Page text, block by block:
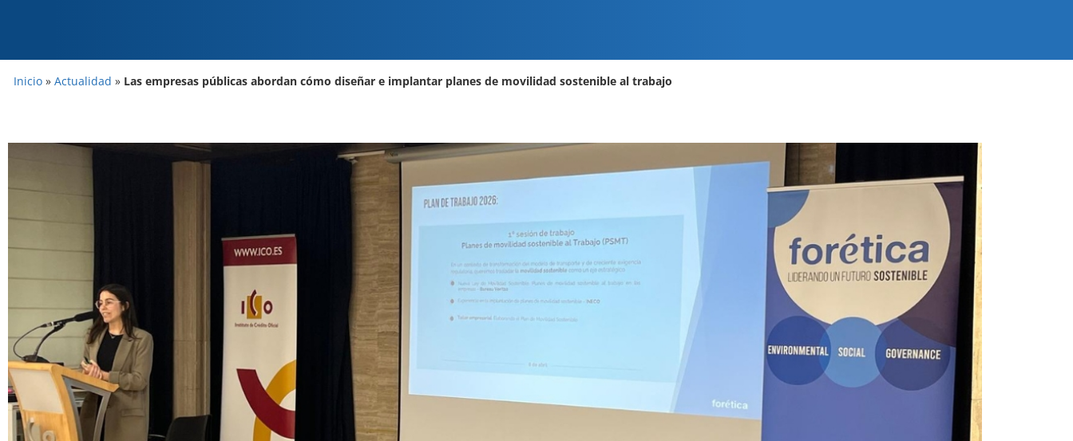
Inicio » Actualidad » Las empresas públicas abordan cómo diseñar e implantar planes de movilidad sostenible al trabajo